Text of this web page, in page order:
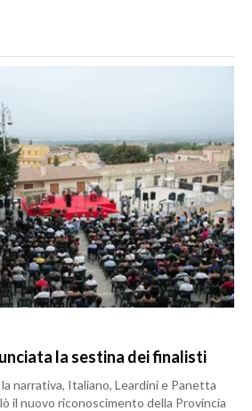
la sestina dei finalisti
narrativa, Italiano, Leardini e Panetta
il nuovo riconoscimento della Provincia